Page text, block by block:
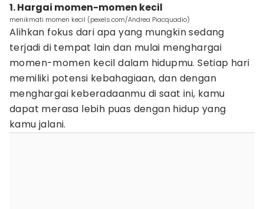
1. Hargai momen-momen kecil
menikmati momen kecil (pexels.com/Andrea Piacquadio)
Alihkan fokus dari apa yang mungkin sedang
terjadi di tempat lain dan mulai menghargai
momen-momen kecil dalam hidupmu. Setiap hari
memiliki potensi kebahagiaan, dan dengan
menghargai keberadaanmu di saat ini, kamu
dapat merasa lebih puas dengan hidup yang
kamu jalani.